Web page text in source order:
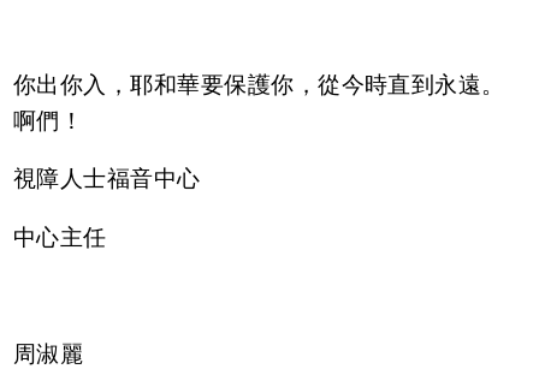
你出你入，耶和華要保護你，從今時直到永遠。
啊們！
視障人士福音中心
中心主任
周淑麗